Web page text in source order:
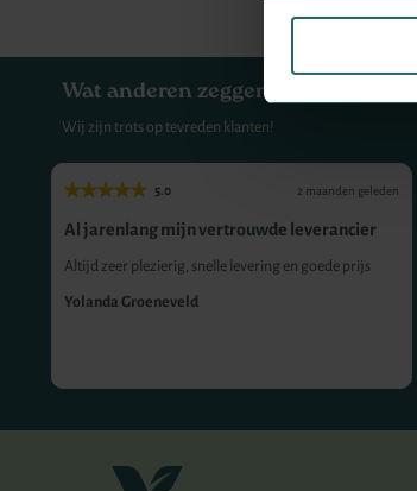
Wat anderen zeggen over Varuvo.nl
Wij zijn trots op tevreden klanten!
5.0 2 maanden geleden
Al jarenlang mijn vertrouwde leverancier
Altijd zeer plezierig, snelle levering en goede prijs
Yolanda Groeneveld